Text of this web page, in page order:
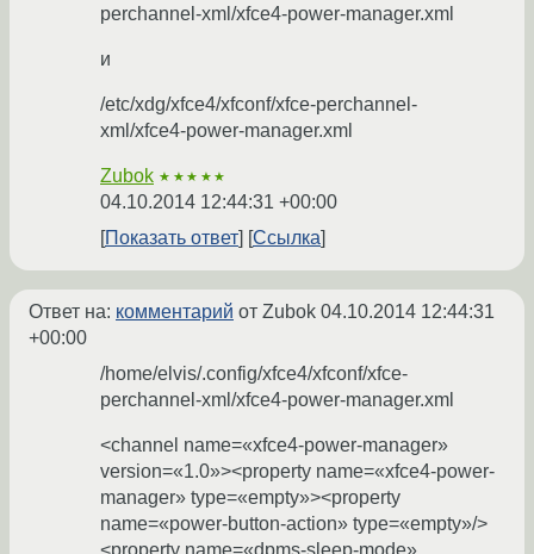
perchannel-xml/xfce4-power-manager.xml
и
/etc/xdg/xfce4/xfconf/xfce-perchannel-
xml/xfce4-power-manager.xml
Zubok ★★★★★
04.10.2014 12:44:31 +00:00
Показать ответ
Ссылка
Ответ на: комментарий от Zubok 04.10.2014 12:44:31
+00:00
/home/elvis/.config/xfce4/xfconf/xfce-
perchannel-xml/xfce4-power-manager.xml
<channel name=«xfce4-power-manager»
version=«1.0»><property name=«xfce4-power-
manager» type=«empty»><property
name=«power-button-action» type=«empty»/>